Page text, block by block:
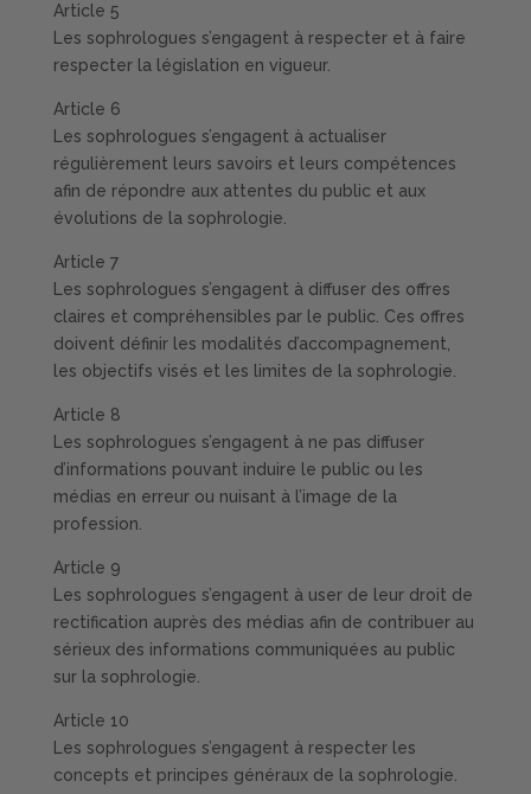
Article 5
Les sophrologues s’engagent à respecter et à faire
respecter la législation en vigueur.
Article 6
Les sophrologues s’engagent à actualiser
régulièrement leurs savoirs et leurs compétences
afin de répondre aux attentes du public et aux
évolutions de la sophrologie.
Article 7
Les sophrologues s’engagent à diffuser des offres
claires et compréhensibles par le public. Ces offres
doivent définir les modalités d’accompagnement,
les objectifs visés et les limites de la sophrologie.
Article 8
Les sophrologues s’engagent à ne pas diffuser
d’informations pouvant induire le public ou les
médias en erreur ou nuisant à l’image de la
profession.
Article 9
Les sophrologues s’engagent à user de leur droit de
rectification auprès des médias afin de contribuer au
sérieux des informations communiquées au public
sur la sophrologie.
Article 10
Les sophrologues s’engagent à respecter les
concepts et principes généraux de la sophrologie.